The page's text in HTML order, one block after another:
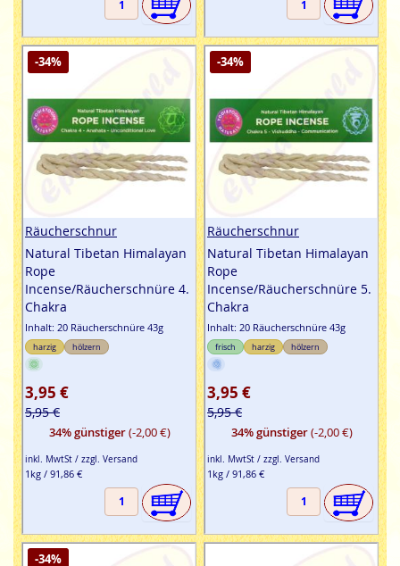
-34%
Räucherschnur
Natural Tibetan Himalayan
Rope
Incense/Räucherschnüre 4.
Chakra
Inhalt: 20 Räucherschnüre 43g
harzig hölzern
3,95 €
5,95 €
34% günstiger(-2,00 €)
inkl. MwtSt / zzgl. Versand
1kg / 91,86 €
-34%
Räucherschnur
Natural Tibetan Himalayan
Rope
Incense/Räucherschnüre 5.
Chakra
Inhalt: 20 Räucherschnüre 43g
frisch harzig hölzern
3,95 €
5,95 €
34% günstiger(-2,00 €)
inkl. MwtSt / zzgl. Versand
1kg / 91,86 €
-34%